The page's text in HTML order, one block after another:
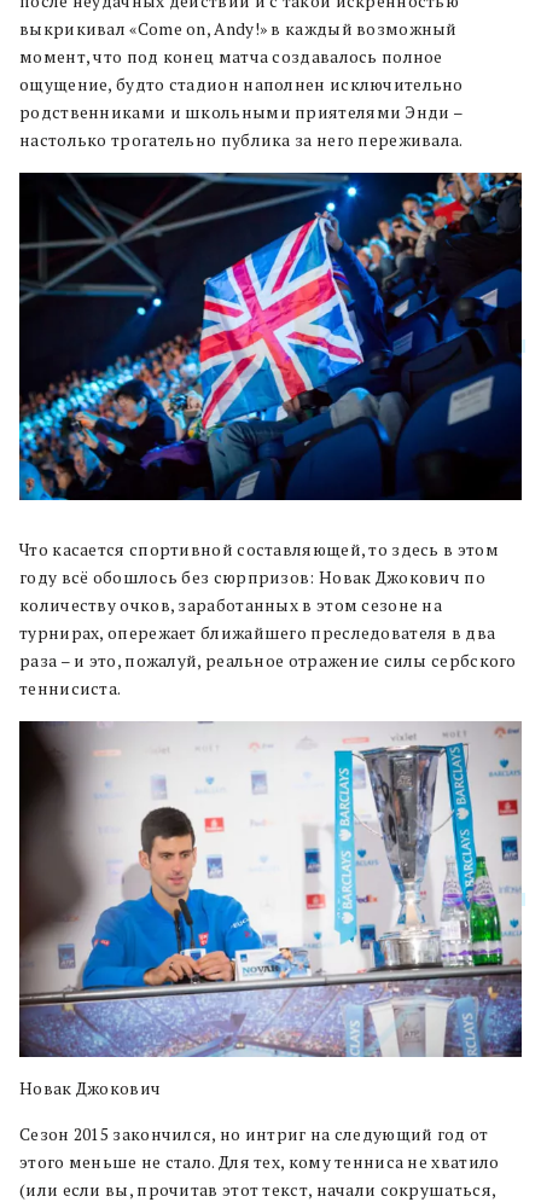
выкрикивал «Come on, Andy!» в каждый возможный
момент, что под конец матча создавалось полное
ощущение, будто стадион наполнен исключительно
родственниками и школьными приятелями Энди –
настолько трогательно публика за него переживала.
Что касается спортивной составляющей, то здесь в этом
году всё обошлось без сюрпризов: Новак Джокович по
количеству очков, заработанных в этом сезоне на
турнирах, опережает ближайшего преследователя в два
раза – и это, пожалуй, реальное отражение силы сербского
теннисиста.
Новак Джокович
Сезон 2015 закончился, но интриг на следующий год от
этого меньше не стало. Для тех, кому тенниса не хватило
(или если вы, прочитав этот текст, начали сокрушаться,